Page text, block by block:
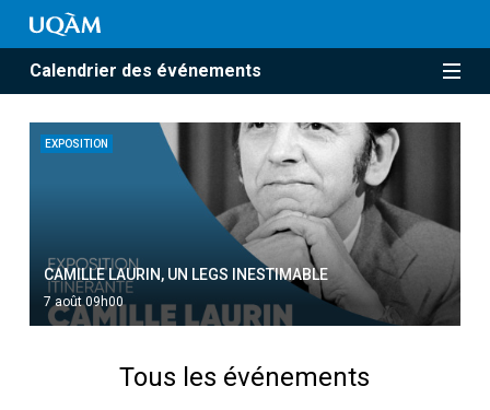
Calendrier des événements
EXPOSITION
CAMILLE LAURIN, UN LEGS INESTIMABLE
7 août 09h00
Tous les événements